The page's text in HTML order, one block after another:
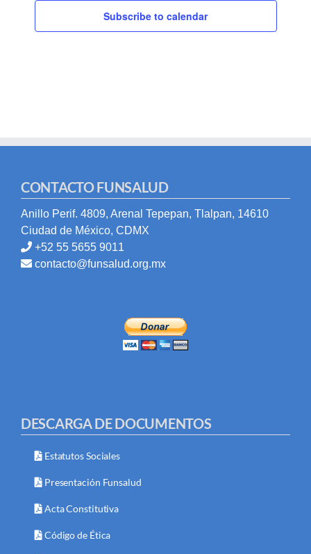
Subscribe to calendar
CONTACTO FUNSALUD
Anillo Perif. 4809, Arenal Tepepan, Tlalpan, 14610
Ciudad de México, CDMX
+52 55 5655 9011
contacto@funsalud.org.mx
DESCARGA DE DOCUMENTOS
Estatutos Sociales
Presentación Funsalud
Acta Constitutiva
Código de Ética